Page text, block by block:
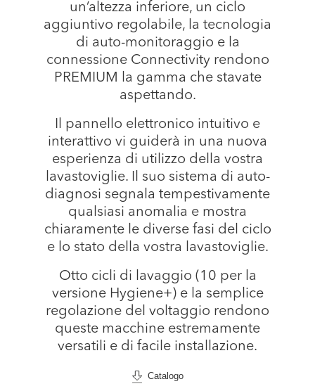
un’altezza inferiore, un ciclo
aggiuntivo regolabile, la tecnologia
di auto-monitoraggio e la
connessione Connectivity rendono
PREMIUM la gamma che stavate
aspettando.
Il pannello elettronico intuitivo e
interattivo vi guiderà in una nuova
esperienza di utilizzo della vostra
lavastoviglie. Il suo sistema di auto-
diagnosi segnala tempestivamente
qualsiasi anomalia e mostra
chiaramente le diverse fasi del ciclo
e lo stato della vostra lavastoviglie.
Otto cicli di lavaggio (10 per la
versione Hygiene+) e la semplice
regolazione del voltaggio rendono
queste macchine estremamente
versatili e di facile installazione.
Catalogo